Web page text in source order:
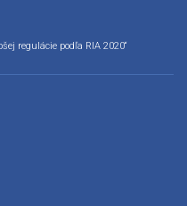
regulácie podľa RIA 2020“